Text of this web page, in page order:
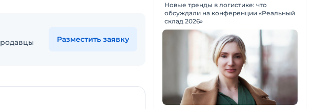
Разместить заявку
Новые тренды в логистике: что
обсуждали на конференции «Реальный
склад 2026»